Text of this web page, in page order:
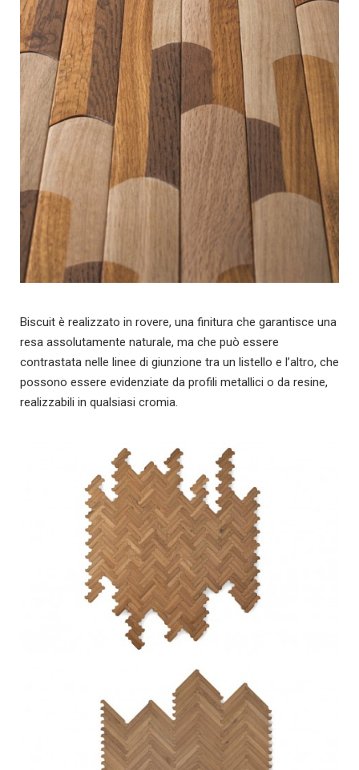
Biscuit è realizzato in rovere, una finitura che garantisce una
resa assolutamente naturale, ma che può essere
contrastata nelle linee di giunzione tra un listello e l’altro, che
possono essere evidenziate da profili metallici o da resine,
realizzabili in qualsiasi cromia.